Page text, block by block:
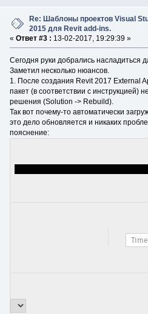
Re: Шаблоны проектов Visual
2015 для Revit add-ins.
« Ответ #3 : 13-02-2017, 19:29:39 »
Сегодня руки добрались
Заметил несколько нюансов.
1. После создания Revit 2017 External
пакет (в соответствии с
решения (Solution -> Rebuild).
Так вот почему-то автоматически
это дело обновляется и никаких
пояснение: